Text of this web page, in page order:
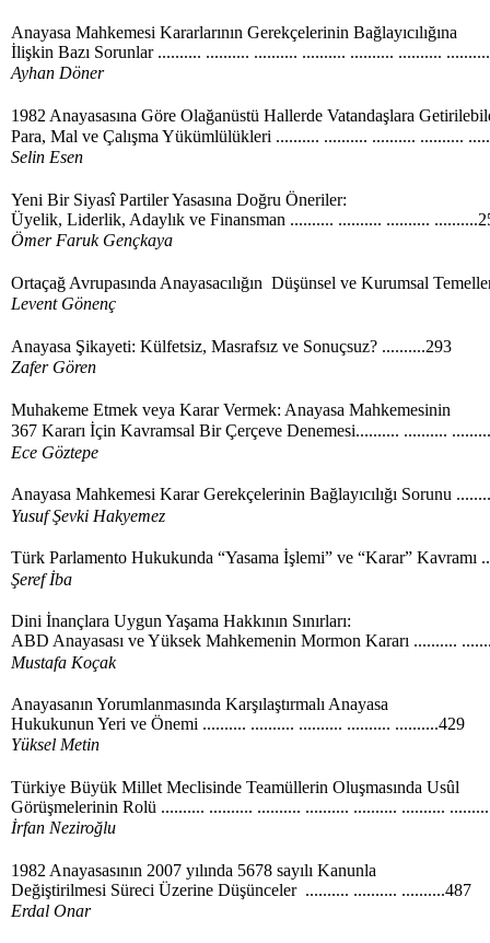
Anayasa Mahkemesi Kararlarının Gerekçelerinin Bağlayıcılığına
İlişkin Bazı Sorunlar .......... .......... .......... .......... .......... ..........
Ayhan Döner
1982 Anayasasına Göre Olağanüstü Hallerde Vatandaşlara
Para, Mal ve Çalışma Yükümlülükleri .......... .......... .......... ..........
Selin Esen
Yeni Bir Siyasî Partiler Yasasına Doğru Öneriler:
Üyelik, Liderlik, Adaylık ve Finansman .......... .......... ..........
Ömer Faruk Gençkaya
Ortaçağ Avrupasında Anayasacılığın Düşünsel ve Kurumsal
Levent Gönenç
Anayasa Şikayeti: Külfetsiz, Masrafsız ve Sonuçsuz? ..........293
Zafer Gören
Muhakeme Etmek veya Karar Vermek: Anayasa Mahkemesinin
367 Kararı İçin Kavramsal Bir Çerçeve Denemesi.......... ..........
Ece Göztepe
Anayasa Mahkemesi Karar Gerekçelerinin Bağlayıcılığı Sorunu
Yusuf Şevki Hakyemez
Türk Parlamento Hukukunda “Yasama İşlemi” ve “Karar” Kavramı
Şeref İba
Dini İnançlara Uygun Yaşama Hakkının Sınırları:
ABD Anayasası ve Yüksek Mahkemenin Mormon Kararı ..........
Mustafa Koçak
Anayasanın Yorumlanmasında Karşılaştırmalı Anayasa
Hukukunun Yeri ve Önemi .......... .......... .......... .......... ..........429
Yüksel Metin
Türkiye Büyük Millet Meclisinde Teamüllerin Oluşmasında Usûl
Görüşmelerinin Rolü .......... .......... .......... .......... .......... ..........
İrfan Neziroğlu
1982 Anayasasının 2007 yılında 5678 sayılı Kanunla
Değiştirilmesi Süreci Üzerine Düşünceler .......... .......... ..........487
Erdal Onar